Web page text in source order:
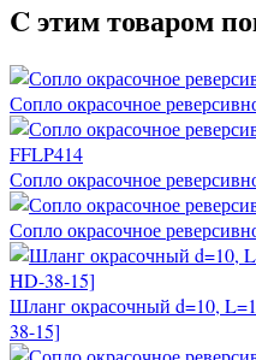
C этим товаром
Сопло окрасочное
Сопло окрасочное
Сопло окрасочное
Шланг окрасочный d=10,
38-15]